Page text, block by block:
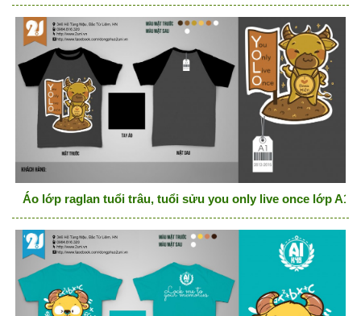
Áo lớp raglan tuổi trâu, tuổi sửu you only live once lớp A1